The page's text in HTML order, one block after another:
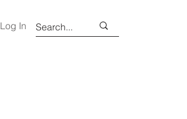
Log In